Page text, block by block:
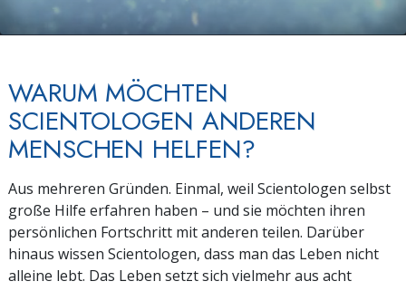
WARUM MÖCHTEN
SCIENTOLOGEN ANDEREN
MENSCHEN HELFEN?
Aus mehreren Gründen. Einmal, weil Scientologen selbst
große Hilfe erfahren haben – und sie möchten ihren
persönlichen Fortschritt mit anderen teilen. Darüber
hinaus wissen Scientologen, dass man das Leben nicht
alleine lebt. Das Leben setzt sich vielmehr aus acht